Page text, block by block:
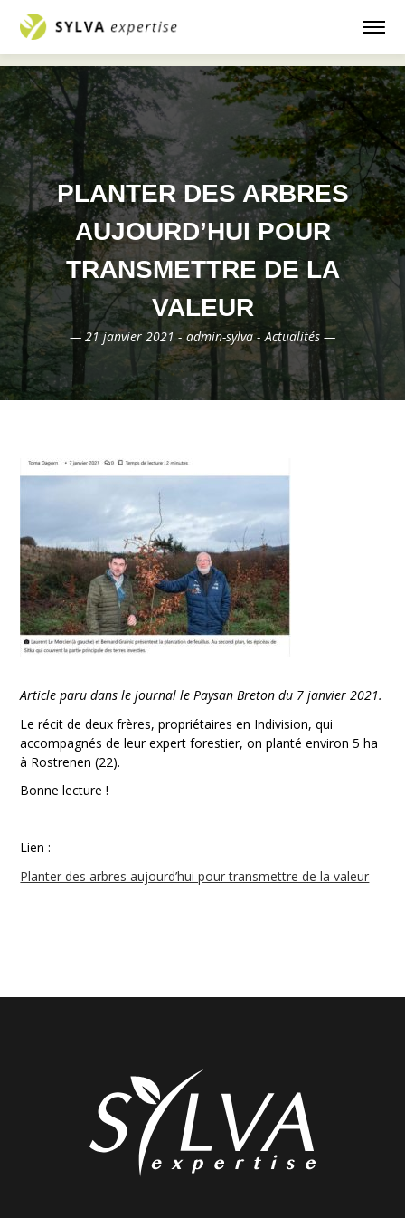
Accueil — Actualités
aujourd’hui pour transmettre de la valeur
PLANTER DES ARBRES
AUJOURD’HUI POUR
TRANSMETTRE DE LA
VALEUR
— 21 janvier 2021 - admin-sylva - Actualités —
Article paru dans le journal le Paysan Breton du 7 janvier 2021.
Le récit de deux frères, propriétaires en Indivision, qui
accompagnés de leur expert forestier, on planté environ 5 ha
à Rostrenen (22).
Bonne lecture !
Lien :
Planter des arbres aujourd’hui pour transmettre de la valeur